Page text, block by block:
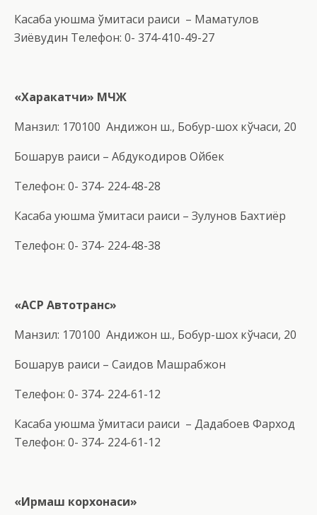
Касаба уюшма қўмитаси раиси – Маматқулов
Зиёвудин Телефон: 0- 374-410-49-27
«Харакатчи» МЧЖ
Манзил: 170100 Андижон ш., Бобур-шох кўчаси, 20
Бошқарув раиси – Абдукодиров Ойбек
Телефон: 0- 374- 224-48-28
Касаба уюшма қўмитаси раиси – Зулунов Бахтиёр
Телефон: 0- 374- 224-48-38
«АСР Автотранс»
Манзил: 170100 Андижон ш., Бобур-шох кўчаси, 20
Бошқарув раиси – Саидов Машрабжон
Телефон: 0- 374- 224-61-12
Касаба уюшма қўмитаси раиси – Дадабоев Фарход
Телефон: 0- 374- 224-61-12
«Ирмаш корхонаси»